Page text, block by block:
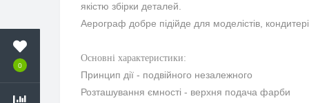
0
якістю збірки деталей.
Аерограф добре підійде для моделістів,
Основні характеристики:
Принцип дії - подвійного незалежного
Розташування ємності - верхня подача фарби